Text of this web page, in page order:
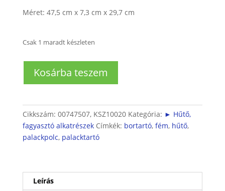
Méret: 47,5 cm x 7,3 cm x 29,7 cm
Csak 1 maradt készleten
fém
mennyiség
Kosárba teszem
Cikkszám: 00747507, KSZ10020 Kategória: ► Hűtő,
fagyasztó alkatrészek Címkék: bortartó, fém, hűtő,
palackpolc, palacktartó
Leírás